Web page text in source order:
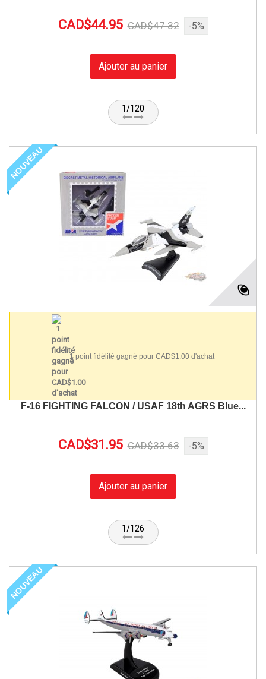
CAD$44.95 CAD$47.32 -5%
Ajouter au panier
1/120
NOUVEAU
1 point fidélité gagné pour CAD$1.00 d'achat
F-16 FIGHTING FALCON / USAF 18th AGRS Blue...
CAD$31.95 CAD$33.63 -5%
Ajouter au panier
1/126
NOUVEAU